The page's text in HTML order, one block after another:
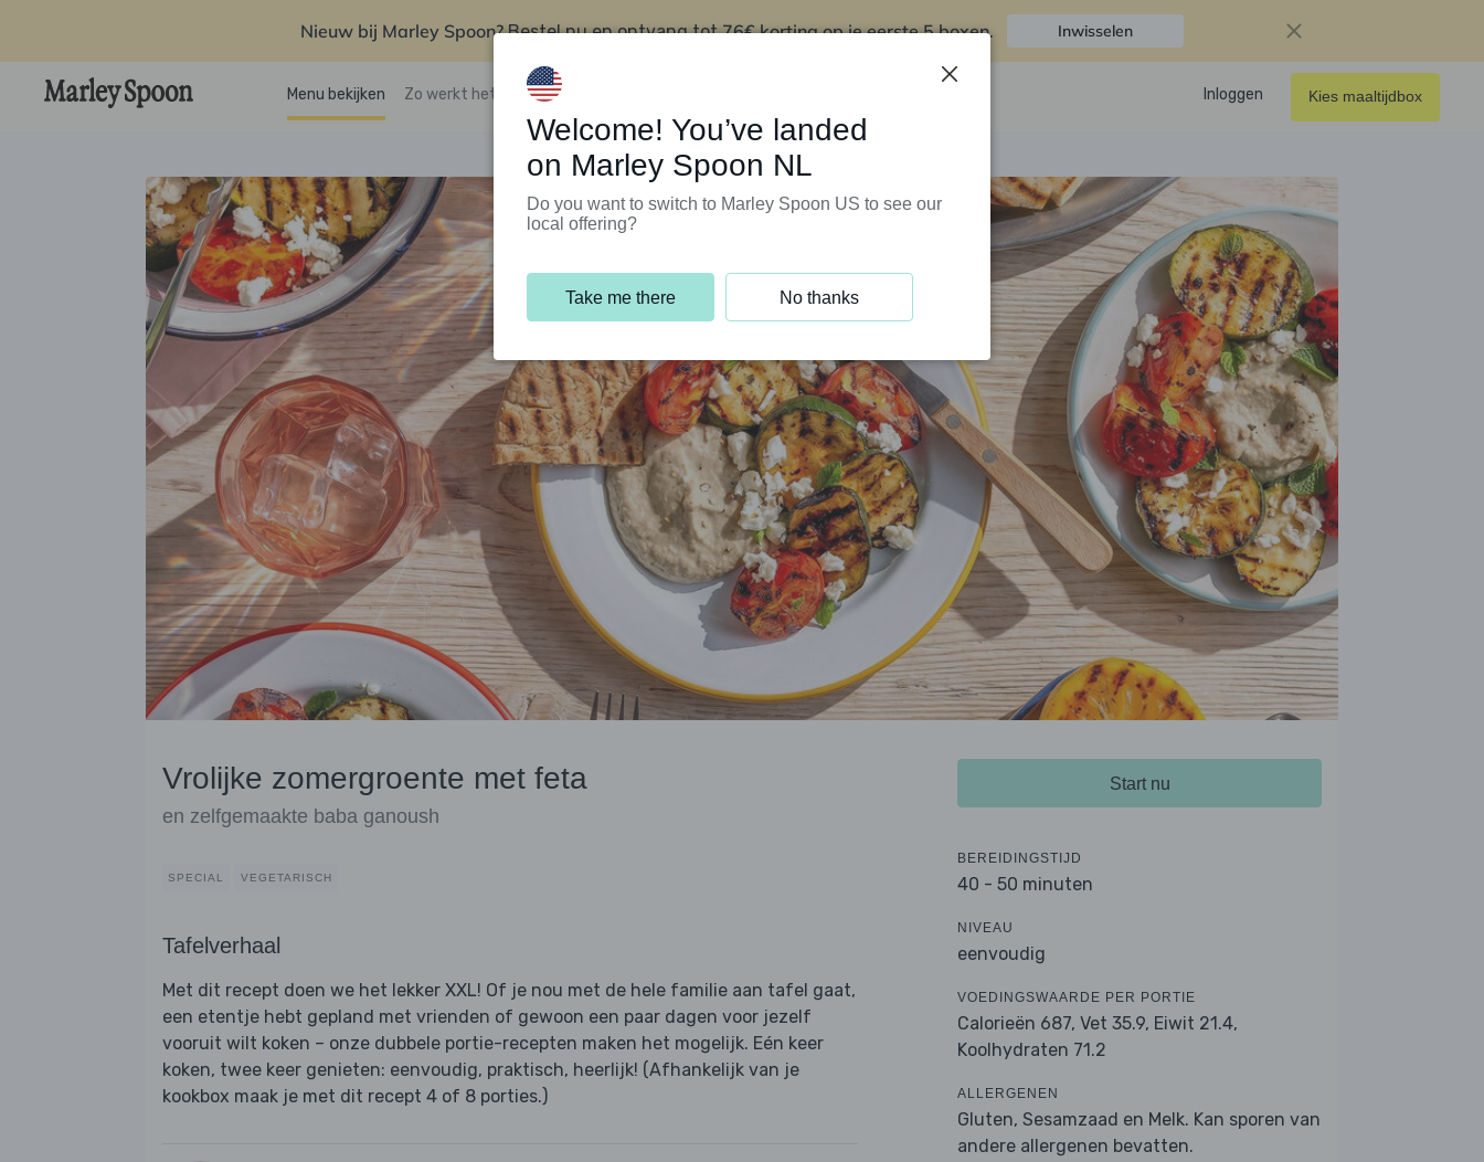
Nieuw bij Marley Spoon?Bestel nu en ontvang tot76€ korting op je eerste 5 boxen. Inwisselen
Menu bekijken Zo werkt het Klantenservice Inloggen Kies maaltijdbox
Vrolijke zomergroente met feta
en zelfgemaakte baba ganoush
SPECIAL VEGETARISCH
Tafelverhaal
Met dit recept doen we het lekker XXL! Of je nou met de hele familie aan tafel gaat,
een etentje hebt gepland met vrienden of gewoon een paar dagen voor jezelf
vooruit wilt koken – onze dubbele portie-recepten maken het mogelijk. Eén keer
koken, twee keer genieten: eenvoudig, praktisch, heerlijk! (Afhankelijk van je
kookbox maak je met dit recept 4 of 8 porties.)
Start nu
BEREIDINGSTIJD
40 - 50 minuten
NIVEAU
eenvoudig
VOEDINGSWAARDE PER PORTIE
Calorieën 687, Vet 35.9, Eiwit 21.4,
Koolhydraten 71.2
ALLERGENEN
Gluten, Sesamzaad en Melk. Kan sporen van
andere allergenen bevatten.
Welcome! You’ve landed
on Marley Spoon NL
Do you want to switch to Marley Spoon US to see our
local offering?
Take me there No thanks